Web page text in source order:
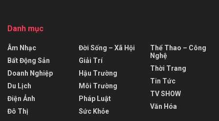
Danh mục
Âm Nhạc
Bất Động Sản
Doanh Nghiệp
Du Lịch
Điện Ảnh
Đô Thị
Đời Sống – Xã Hội
Giải Trí
Hậu Trường
Môi Trường
Pháp Luật
Sức Khỏe
Thể Thao – Công
Nghệ
Thời Trang
Tin Tức
TV SHOW
Văn Hóa